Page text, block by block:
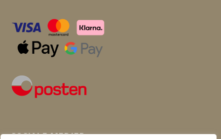
SOSIALE MEDIER